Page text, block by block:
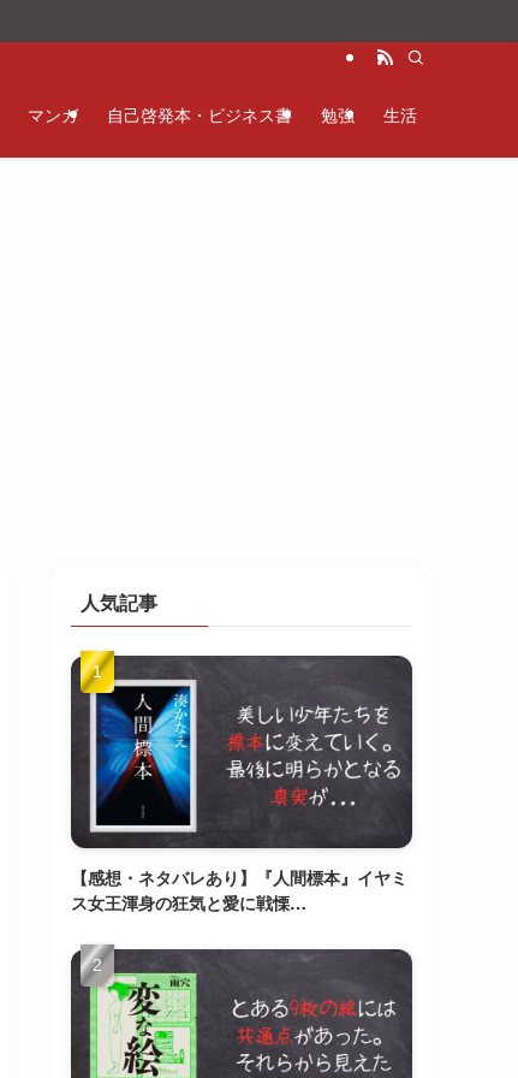
マンガ 自己啓発本・ビジネス書 勉強 生活
人気記事
【感想・ネタバレあり】『人間標本』イヤミ
ス女王渾身の狂気と愛に戦慄…